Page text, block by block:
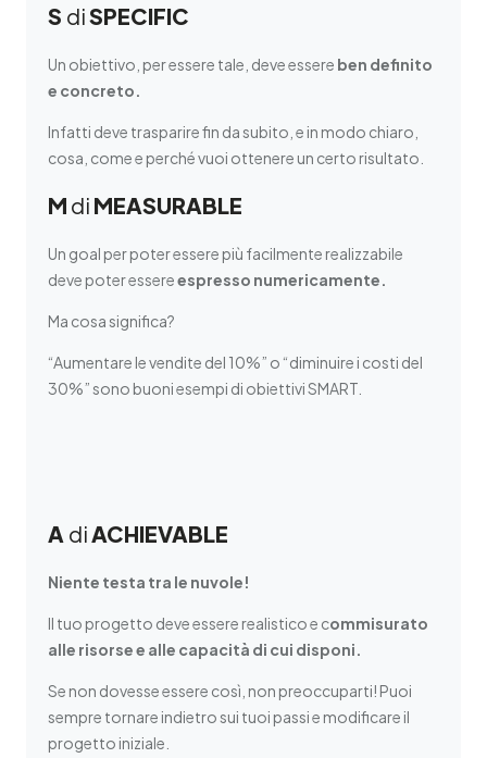
S diSPECIFIC
Un obiettivo, per essere tale, deve essere ben definito
e concreto.
Infatti deve trasparire fin da subito, e in modo chiaro,
cosa, come e perché vuoi ottenere un certo risultato.
M di MEASURABLE
Un goal per poter essere più facilmente realizzabile
deve poter essereespresso numericamente.
Ma cosa significa?
“Aumentare le vendite del 10%” o “diminuire i costi del
30%” sono buoni esempi di obiettivi SMART.
A di ACHIEVABLE
Niente testa tra le nuvole!
Il tuo progetto deve essere realistico e commisurato
alle risorse e alle capacità di cui disponi.
Se non dovesse essere così, non preoccuparti! Puoi
sempre tornare indietro sui tuoi passi e modificare il
progetto iniziale.